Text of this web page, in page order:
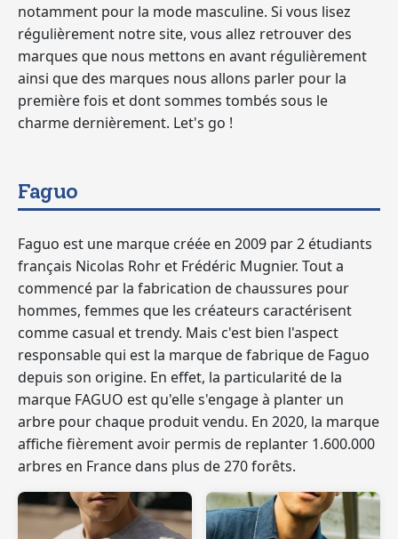
notamment pour la mode masculine. Si vous lisez
régulièrement notre site, vous allez retrouver des
marques que nous mettons en avant régulièrement
ainsi que des marques nous allons parler pour la
première fois et dont sommes tombés sous le
charme dernièrement. Let's go !
Faguo
Faguo est une marque créée en 2009 par 2 étudiants
français Nicolas Rohr et Frédéric Mugnier. Tout a
commencé par la fabrication de chaussures pour
hommes, femmes que les créateurs caractérisent
comme casual et trendy. Mais c'est bien l'aspect
responsable qui est la marque de fabrique de Faguo
depuis son origine. En effet, la particularité de la
marque FAGUO est qu'elle s'engage à planter un
arbre pour chaque produit vendu. En 2020, la marque
affiche fièrement avoir permis de replanter 1.600.000
arbres en France dans plus de 270 forêts.